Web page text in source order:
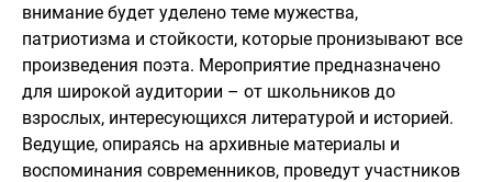
внимание будет уделено теме мужества,
патриотизма и стойкости, которые пронизывают все
произведения поэта. Мероприятие предназначено
для широкой аудитории – от школьников до
взрослых, интересующихся литературой и историей.
Ведущие, опираясь на архивные материалы и
воспоминания современников, проведут участников